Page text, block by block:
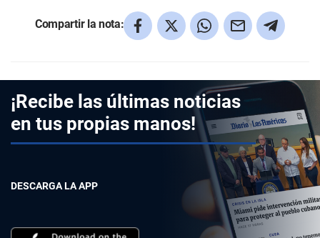
Compartir la nota:
¡Recibe las últimas noticias
en tus propias manos!
DESCARGA LA APP